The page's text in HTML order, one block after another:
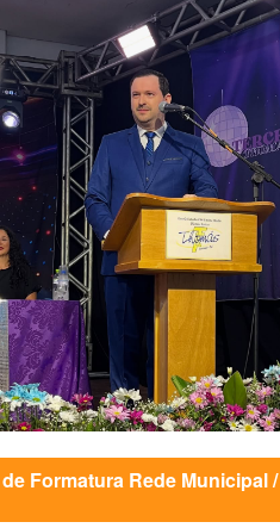
Formatura Rede Municipal /